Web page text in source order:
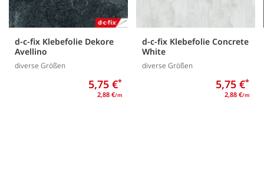
d-c-fix Klebefolie Dekore
Avellino
diverse Größen
5,75 €*
2,88 €/m
d-c-fix Klebefolie Concrete
White
diverse Größen
5,75 €*
2,88 €/m